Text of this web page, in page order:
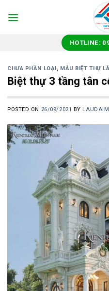
HOTLINE:
CHƯA PHẦN LOẠI, MẪU BIỆT THỰ
Biệt thự 3 tầng tân
POSTED ON 26/09/2021 BY